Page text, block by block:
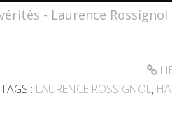
- Laurence Rossignol
TAGS : LAURENCE ROSSIGNOL,